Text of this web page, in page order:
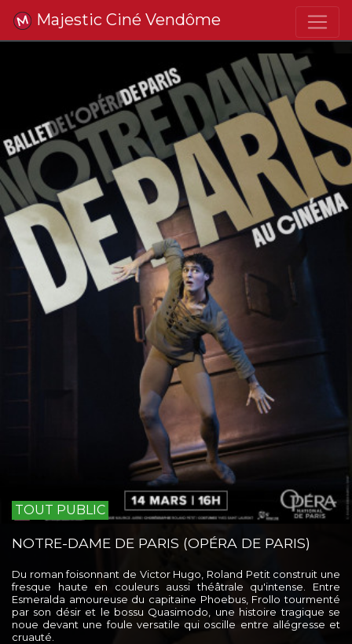
Majestic Ciné Vendôme
TOUT PUBLIC
NOTRE-DAME DE PARIS (OPÉRA DE PARIS)
Du roman foisonnant de Victor Hugo, Roland Petit construit une
fresque haute en couleurs aussi théâtrale qu'intense. Entre
Esmeralda amoureuse du capitaine Phoebus, Frollo tourmenté
par son désir et le bossu Quasimodo, une histoire tragique se
noue devant une foule versatile qui oscille entre allégresse et
cruauté.